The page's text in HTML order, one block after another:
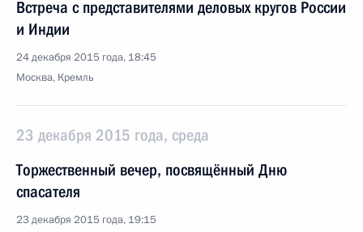
Встреча с представителями деловых кругов России
и Индии
24 декабря 2015 года, 18:45
Москва, Кремль
23 декабря 2015 года, среда
Торжественный вечер, посвящённый Дню
спасателя
23 декабря 2015 года, 19:15